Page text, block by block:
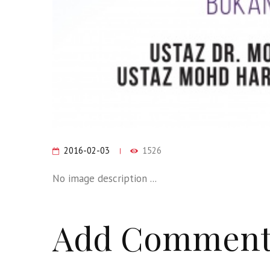
2016-02-03 1526
No image description ...
Add